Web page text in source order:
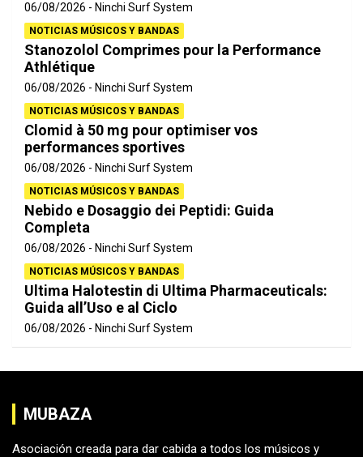
06/08/2026 Ninchi Surf System
NOTICIAS MÚSICOS Y BANDAS
Stanozolol Comprimes pour la Performance
Athlétique
06/08/2026 Ninchi Surf System
NOTICIAS MÚSICOS Y BANDAS
Clomid à 50 mg pour optimiser vos
performances sportives
06/08/2026 Ninchi Surf System
NOTICIAS MÚSICOS Y BANDAS
Nebido e Dosaggio dei Peptidi: Guida
Completa
06/08/2026 Ninchi Surf System
NOTICIAS MÚSICOS Y BANDAS
Ultima Halotestin di Ultima Pharmaceuticals:
Guida all’Uso e al Ciclo
06/08/2026 Ninchi Surf System
MUBAZA
Asociación creada para dar cabida a todos los músicos y